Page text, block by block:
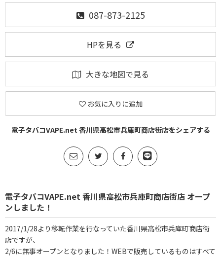
087-873-2125
HPを見る
大きな地図で見る
お気に入りに追加
電子タバコVAPE.net 香川県高松市兵庫町商店街店をシェアする
電子タバコVAPE.net 香川県高松市兵庫町商店街店 オープ
ンしました！
2017/1/28より移転作業を行なっていた香川県高松市兵庫町商店街
店ですが、
2/6に無事オープンとなりました！WEBで販売しているものはすべて